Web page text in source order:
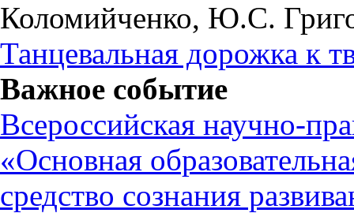
Коломийченко, Ю.С.
Танцевальная дорожка к
Важное событие
Всероссийская научно-
«Основная
средство сознания